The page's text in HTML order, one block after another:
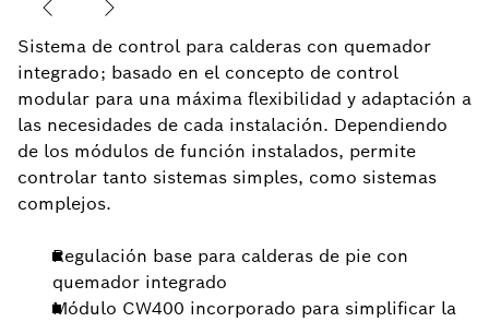
Sistema de control para calderas con quemador
integrado; basado en el concepto de control
modular para una máxima flexibilidad y adaptación a
las necesidades de cada instalación. Dependiendo
de los módulos de función instalados, permite
controlar tanto sistemas simples, como sistemas
complejos.
Regulación base para calderas de pie con
quemador integrado
Módulo CW400 incorporado para simplificar la